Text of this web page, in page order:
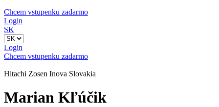
Chcem vstupenku zadarmo
Login
SK
Login
Chcem vstupenku zadarmo
Hitachi Zosen Inova Slovakia
Marian Kľúčik